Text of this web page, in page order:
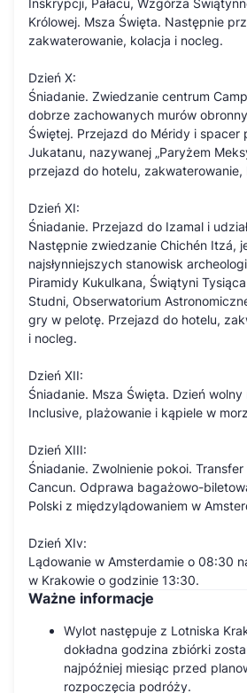
Królowej. Msza Święta. Następnie
zakwaterowanie, kolacja i nocleg.
Dzień X:
Śniadanie. Zwiedzanie centrum
dobrze zachowanych murów
Świętej. Przejazd do Méridy i spacer
Jukatanu, nazywanej „Paryżem
przejazd do hotelu, zakwaterowanie,
Dzień XI:
Śniadanie. Przejazd do Izamal i
Następnie zwiedzanie Chichén Itzá,
najsłynniejszych stanowisk
Piramidy Kukulkana, Świątyni
Studni, Obserwatorium
gry w pelotę. Przejazd do hotelu,
i nocleg.
Dzień XII:
Śniadanie. Msza Święta. Dzień
Inclusive, plażowanie i kąpiele w
Dzień XIII:
Śniadanie. Zwolnienie pokoi.
Cancun. Odprawa bagażowo-
Polski z międzylądowaniem w
Dzień XIv:
Lądowanie w Amsterdamie o 08:30
w Krakowie o godzinie 13:30.
Ważne informacje
Wylot następuje z Lotniska
dokładna godzina zbiórki
najpóźniej miesiąc przed
rozpoczęcia podróży.